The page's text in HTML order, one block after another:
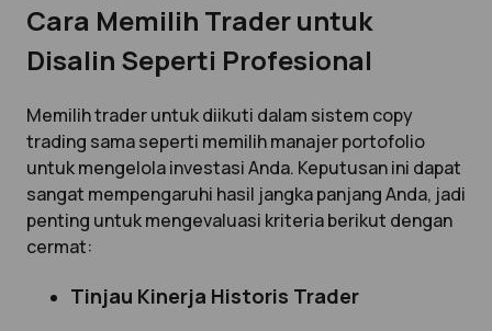
Cara Memilih Trader untuk
Disalin Seperti Profesional
Memilih trader untuk diikuti dalam sistem copy
trading sama seperti memilih manajer portofolio
untuk mengelola investasi Anda. Keputusan ini dapat
sangat mempengaruhi hasil jangka panjang Anda, jadi
penting untuk mengevaluasi kriteria berikut dengan
cermat:
Tinjau Kinerja Historis Trader